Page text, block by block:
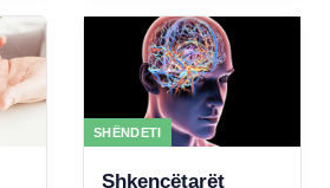
pajisje mjekësore,
qeveria akordon 4
mln € për
koncertin e Kanye
West
SHËNDETI
Shkencëtarët